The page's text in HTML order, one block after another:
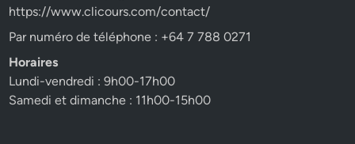
https://www.clicours.com/contact/
Par numéro de téléphone : +64 7 788 0271
Horaires
Lundi-vendredi : 9h00-17h00
Samedi et dimanche : 11h00-15h00